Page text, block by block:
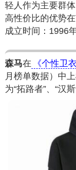
轻人作为主要群
高性价比的优势
成立时间：1996
森马在 《个性卫
月榜单数据）中
为“拓路者”、“汉